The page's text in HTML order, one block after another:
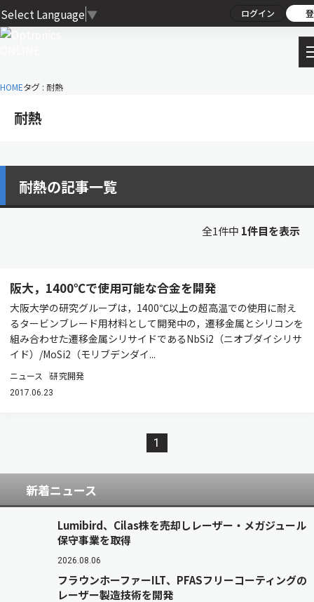
Select Language ▼ ログイン
HOMEタグ : 耐熱
耐熱
耐熱の記事一覧
全1件中 1件目を表示
阪大，1400℃で使用可能な合金を開発
大阪大学の研究グループは，1400℃以上の超高温での使用に耐え
るタービンブレード用材料として開発中の，遷移金属とシリコンを
組み合わせた遷移金属シリサイドであるNbSi2（ニオブダイシリサ
イド）/MoSi2（モリブデンダイ...
ニュース 研究開発
2017.06.23
1
新着ニュース
Lumibird、Cilas株を売却しレーザー・メガジュール
保守事業を取得
2026.08.06
フラウンホーファーILT、PFASフリーコーティングの
レーザー製造技術を開発